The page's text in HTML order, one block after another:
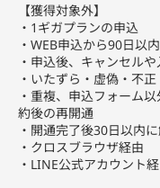
【獲得対象外】
・1ギガプランの申込
・WEB申込から90日以
・申込後、キャンセル
・いたずら・虚偽・不正
・重複、申込フォーム
約後の再開通
・開通完了後30日以内
・クロスブラウザ経由
・LINE公式アカウント